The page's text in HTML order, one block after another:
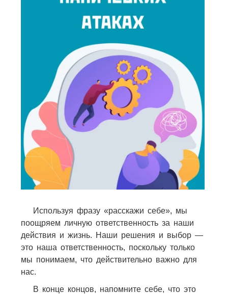
Используя фразу «расскажи себе», мы
поощряем личную ответственность за наши
действия и жизнь. Наши решения и выбор —
это наша ответственность, поскольку только
мы понимаем, что действительно важно для
нас.
В конце концов, напомните себе, что это